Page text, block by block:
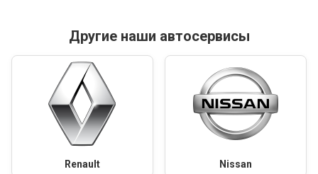
Другие наши автосервисы
Renault Nissan